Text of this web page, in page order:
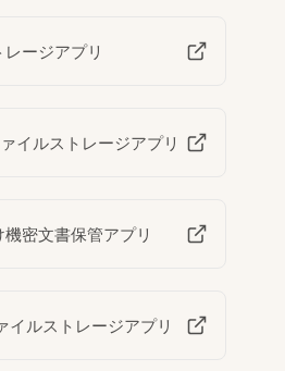
ージアプリ
イルストレージアプリ
密文書保管アプリ
イルストレージアプリ